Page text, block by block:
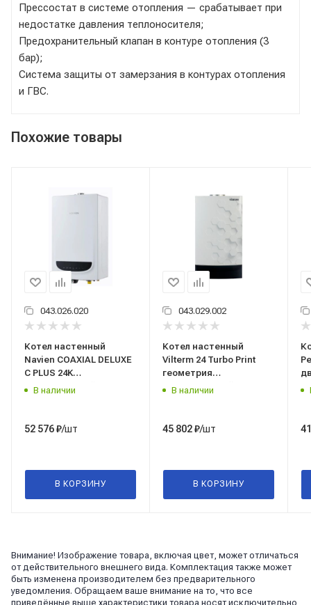
Прессостат в системе отопления — срабатывает при
недостатке давления теплоносителя;
Предохранительный клапан в контуре отопления (3
бар);
Система защиты от замерзания в контурах отопления
и ГВС.
Похожие товары
043.026.020
Котел настенный
Navien COAXIAL DELUXE
С PLUS 24K
двухконтурный с
В наличии
52 576₽/шт
В КОРЗИНУ
043.029.002
Котел настенный
Vilterm 24 Turbo Print
геометрия
двухконтурный с
В наличии
45 802₽/шт
В КОРЗИНУ
Внимание! Изображение товара, включая цвет, может отличаться
от действительного внешнего вида. Комплектация также может
быть изменена производителем без предварительного
уведомления. Обращаем ваше внимание на то, что все
приведённые выше характеристики товара носят исключительно